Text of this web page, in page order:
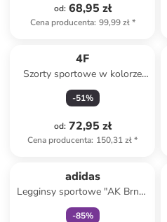
od: 68,95 zł
Cena producenta: 99,99 zł*
4F
Szorty sportowe w kolorze
jasnoróżowym
-51%
od: 72,95 zł
Cena producenta: 150,31 zł*
adidas
Legginsy sportowe "AK Brnd"
w kolorze błękitnym
-85%